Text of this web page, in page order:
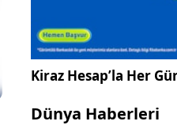
Kiraz Hesap’la Her
Dünya Haberleri